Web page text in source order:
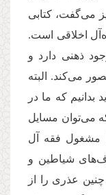
می‌گفت، کتابی
اخلاقی است.
ذهنی دارد و
می‌کند. البته
بدانیم که ما در
می‌توان مسایل
مشغول فقه آل
شیاطین و
عذری را از